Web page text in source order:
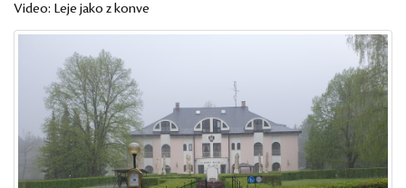
Video: Leje jako z konve